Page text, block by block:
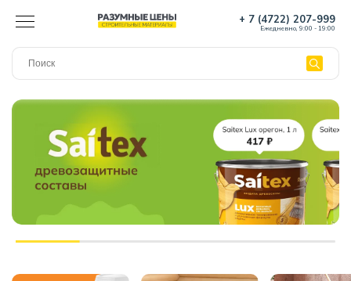
+ 7 (4722) 207-999
Ежедневно, 9:00 - 19:00